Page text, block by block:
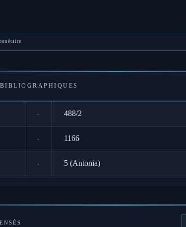
· 488/2
· 1166
· 5 (Antonia)